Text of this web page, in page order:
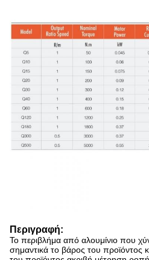
Περιγραφή:
Το περιβλήμα από αλουμίνιο που
σημαντικά το βάρος του προϊόντος